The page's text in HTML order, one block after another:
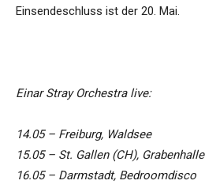
Einsendeschluss ist der 20. Mai.
Einar Stray Orchestra live:
14.05 – Freiburg, Waldsee
15.05 – St. Gallen (CH), Grabenhalle
16.05 – Darmstadt, Bedroomdisco